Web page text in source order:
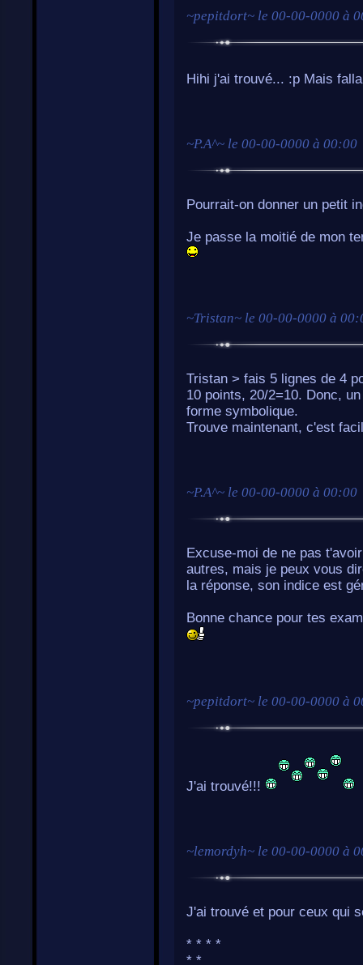
~pepitdort~ le 00-00-0000 à
Hihi j'ai trouvé... :p Mais
~P.A^~ le 00-00-0000 à 00:00
Pourrait-on donner un petit
Je passe la moitié de mon
~Tristan~ le 00-00-0000 à
Tristan > fais 5 lignes de 4
10 points, 20/2=10. Donc,
forme symbolique.
Trouve maintenant, c'est
~P.A^~ le 00-00-0000 à 00:00
Excuse-moi de ne pas
autres, mais je peux vous
la réponse, son indice est
Bonne chance pour tes
~pepitdort~ le 00-00-0000 à
J'ai trouvé!!!
~lemordyh~ le 00-00-0000 à
J'ai trouvé et pour ceux qui
* * * *
* *